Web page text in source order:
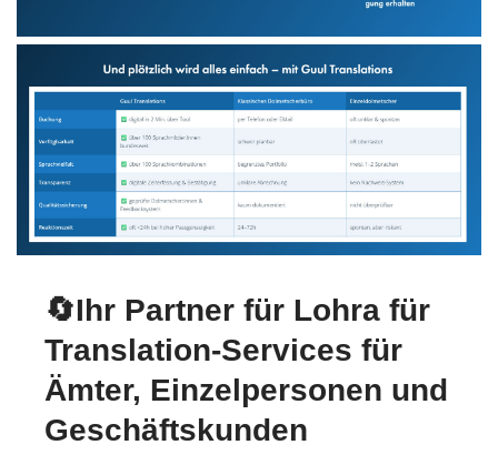
🔄Ihr Partner für Lohra für
Translation-Services für
Ämter, Einzelpersonen und
Geschäftskunden